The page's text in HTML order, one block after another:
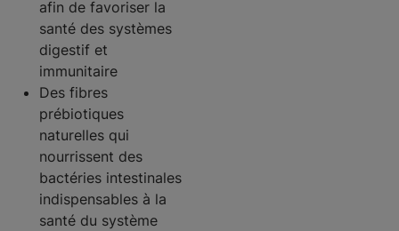
afin de favoriser la
santé des systèmes
digestif et
immunitaire
Des fibres
prébiotiques
naturelles qui
nourrissent des
bactéries intestinales
indispensables à la
santé du système